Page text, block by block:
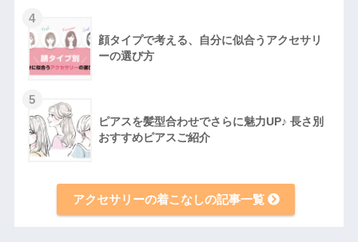
4
顔タイプで考える、自分に似合うアクセサリ
ーの選び方
5
ピアスを髪型合わせでさらに魅力UP♪ 長さ別
おすすめピアスご紹介
アクセサリーの着こなしの記事一覧